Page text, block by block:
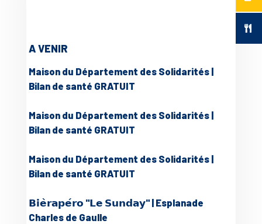
A VENIR
Maison du Département des Solidarités |
Bilan de santé GRATUIT
Maison du Département des Solidarités |
Bilan de santé GRATUIT
Maison du Département des Solidarités |
Bilan de santé GRATUIT
𝗕𝗶𝗲̀𝗿𝗮𝗽𝗲́𝗿𝗼 "𝗟𝗲 𝗦𝘂𝗻𝗱𝗮𝘆" | Esplanade
Charles de Gaulle